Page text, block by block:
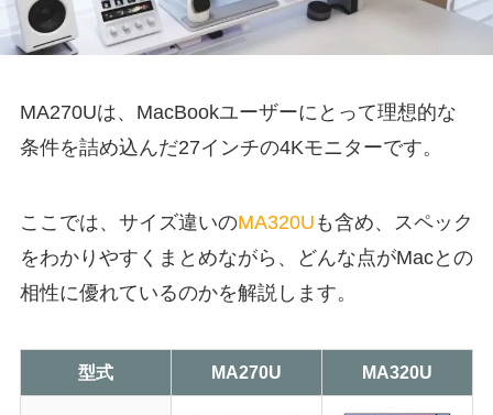
MA270Uは、MacBookユーザーにとって理想的な
条件を詰め込んだ27インチの4Kモニターです。
ここでは、サイズ違いのMA320U も含め、スペック
をわかりやすくまとめながら、どんな点がMacとの
相性に優れているのかを解説します。
型式 MA270U MA320U